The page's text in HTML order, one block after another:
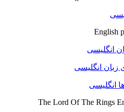
English
انگلیسی
انگلیسی
انگلیسی
The Lord Of The Rings